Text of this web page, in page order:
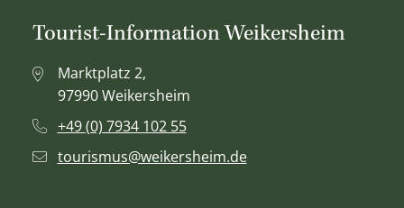
Tourist-Information Weikersheim
Marktplatz 2,
97990 Weikersheim
+49 (0) 7934 102 55
tourismus@weikersheim.de